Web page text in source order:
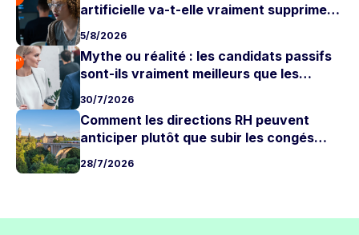
artificielle va-t-elle vraiment supprimer
les postes juniors ?
5/8/2026
Mythe ou réalité : les candidats passifs
sont-ils vraiment meilleurs que les
candidats actifs ?
30/7/2026
Comment les directions RH peuvent
anticiper plutôt que subir les congés
d'été
28/7/2026